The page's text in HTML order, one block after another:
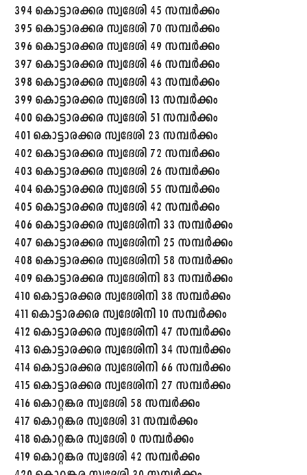
394 കൊട്ടാരക്കര സ്വദേശി 45 സമ്പർക്കം
395 കൊട്ടാരക്കര സ്വദേശി 70 സമ്പർക്കം
396 കൊട്ടാരക്കര സ്വദേശി 49 സമ്പർക്കം
397 കൊട്ടാരക്കര സ്വദേശി 46 സമ്പർക്കം
398 കൊട്ടാരക്കര സ്വദേശി 43 സമ്പർക്കം
399 കൊട്ടാരക്കര സ്വദേശി 13 സമ്പർക്കം
400 കൊട്ടാരക്കര സ്വദേശി 51 സമ്പർക്കം
401 കൊട്ടാരക്കര സ്വദേശി 23 സമ്പർക്കം
402 കൊട്ടാരക്കര സ്വദേശി 72 സമ്പർക്കം
403 കൊട്ടാരക്കര സ്വദേശി 26 സമ്പർക്കം
404 കൊട്ടാരക്കര സ്വദേശി 55 സമ്പർക്കം
405 കൊട്ടാരക്കര സ്വദേശി 42 സമ്പർക്കം
406 കൊട്ടാരക്കര സ്വദേശിനി 33 സമ്പർക്കം
407 കൊട്ടാരക്കര സ്വദേശിനി 25 സമ്പർക്കം
408 കൊട്ടാരക്കര സ്വദേശിനി 58 സമ്പർക്കം
409 കൊട്ടാരക്കര സ്വദേശിനി 83 സമ്പർക്കം
410 കൊട്ടാരക്കര സ്വദേശിനി 38 സമ്പർക്കം
411 കൊട്ടാരക്കര സ്വദേശിനി 10 സമ്പർക്കം
412 കൊട്ടാരക്കര സ്വദേശിനി 47 സമ്പർക്കം
413 കൊട്ടാരക്കര സ്വദേശിനി 34 സമ്പർക്കം
414 കൊട്ടാരക്കര സ്വദേശിനി 66 സമ്പർക്കം
415 കൊട്ടാരക്കര സ്വദേശിനി 27 സമ്പർക്കം
416 കൊറ്റങ്കര സ്വദേശി 58 സമ്പർക്കം
417 കൊറ്റങ്കര സ്വദേശി 31 സമ്പർക്കം
418 കൊറ്റങ്കര സ്വദേശി 0 സമ്പർക്കം
419 കൊറ്റങ്കര സ്വദേശി 42 സമ്പർക്കം